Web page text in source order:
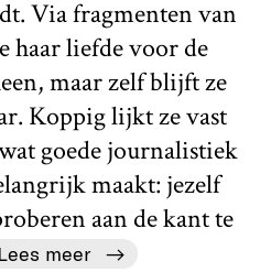
Via fragmenten van
haar liefde voor de
maar zelf blijft ze
Koppig lijkt ze vast
goede journalistiek
maakt: jezelf
aan de kant te
meer